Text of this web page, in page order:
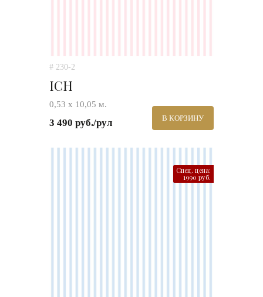
# 230-2
ICH
0,53 х 10,05 м.
3 490 руб./рул В КОРЗИНУ
Спец. цена:
1990 руб.